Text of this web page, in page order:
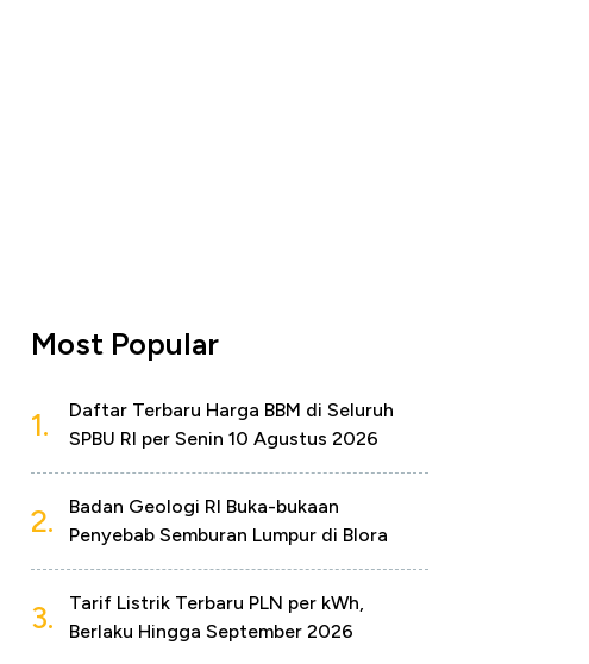
Most Popular
1.
Daftar Terbaru Harga BBM di Seluruh
SPBU RI per Senin 10 Agustus 2026
2.
Badan Geologi RI Buka-bukaan
Penyebab Semburan Lumpur di Blora
3.
Tarif Listrik Terbaru PLN per kWh,
Berlaku Hingga September 2026